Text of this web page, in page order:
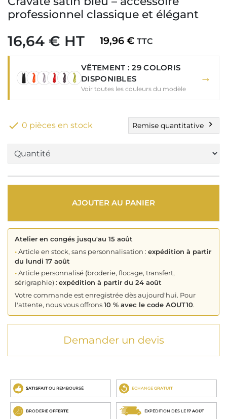
professionnel classique et élégant
16,64 € HT 19,96 € TTC
VÊTEMENT : 29 COLORIS
DISPONIBLES
Voir toutes les couleurs du modèle
→
 0 pièces en stock Remise quantitative chevron_right
AJOUTER AU PANIER
Atelier en congés jusqu'au 15 août
•Article en stock, sans personnalisation : expédition à partir
du lundi 17 août
•Article personnalisé (broderie, flocage, transfert,
sérigraphie) : expédition à partir du 24 août
Votre commande est enregistrée dès aujourd'hui. Pour
l'attente, nous vous offrons10 % avec le code AOUT10.
Demander un devis
SATISFAIT OU REMBOURSÉ ECHANGE GRATUIT
BRODERIE OFFERTE EXPÉDITION DÈS LE 17 AOÛT